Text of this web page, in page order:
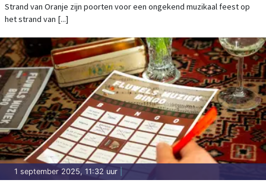
Strand van Oranje zijn poorten voor een ongekend muzikaal feest op
het strand van [...]
1 september 2025, 11:32 uur